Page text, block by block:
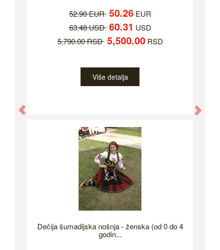
52.90 EUR 50.26EUR
63.48 USD 60.31 USD
5,790.00 RSD 5,500.00RSD
Više detalja
Dečija šumadijska nošnja - ženska (od 0 do 4
godin...